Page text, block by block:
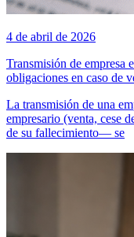
4 de abril de 2026
Transmisión de empresa
obligaciones en caso de
La transmisión de una
empresario (venta, cese
de su fallecimiento— se